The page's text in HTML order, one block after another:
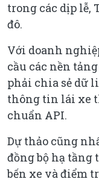
trong các dịp lễ,
đô.
Với doanh
cầu các nền
phải chia sẻ dữ
thông tin lái xe
chuẩn API.
Dự thảo cũng
đồng bộ hạ tầng
bến xe và điểm